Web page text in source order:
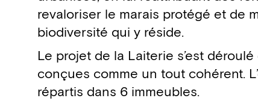
revaloriser le marais protégé et de
biodiversité qui y réside.
Le projet de la Laiterie s’est
conçues comme un tout cohérent.
répartis dans 6 immeubles.